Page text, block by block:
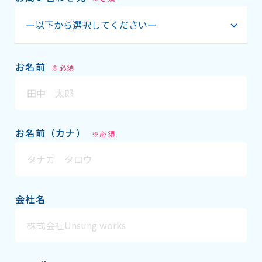
ー以下から選択してくださいー
お名前 ※必須
お名前（カナ） ※必須
会社名